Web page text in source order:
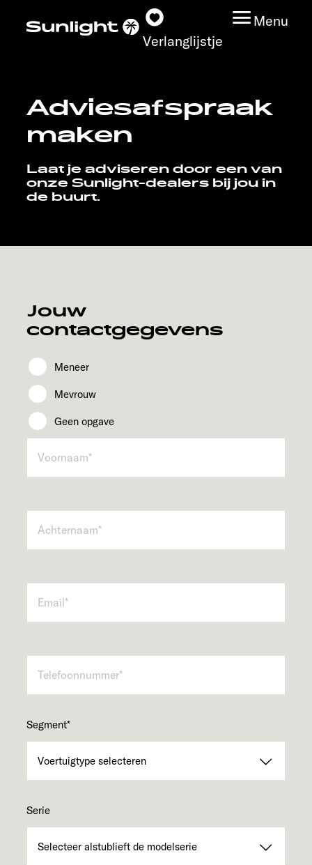
Verlanglijstje
Menu
Modeloverzicht
Vind jouw Sunlight
Service
Adviesafspraak
maken
Laat je adviseren door een van
onze Sunlight-dealers bij jou in
de buurt.
Jouw
contactgegevens
Meneer
Mevrouw
Geen opgave
Segment*
Serie